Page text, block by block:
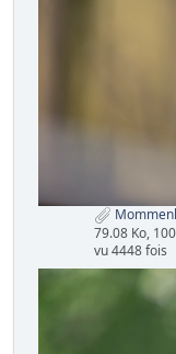
79.08 Ko,
vu 4448 fois